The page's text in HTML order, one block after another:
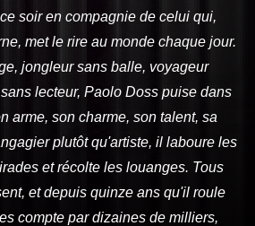
soir en compagnie de celui qui,
met le rire au monde chaque jour.
jongleur sans balle, voyageur
lecteur, Paolo Doss puise dans
arme, son charme, son talent, sa
plutôt qu'artiste, il laboure les
et récolte les louanges. Tous
et depuis quinze ans qu'il roule
compte par dizaines de milliers,